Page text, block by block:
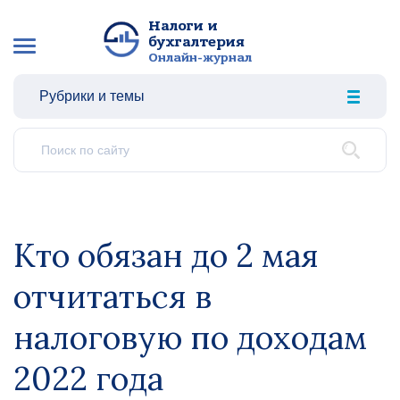
Налоги и
бухгалтерия
Онлайн-журнал
Рубрики и темы
Кто обязан до 2 мая
отчитаться в
налоговую по доходам
2022 года